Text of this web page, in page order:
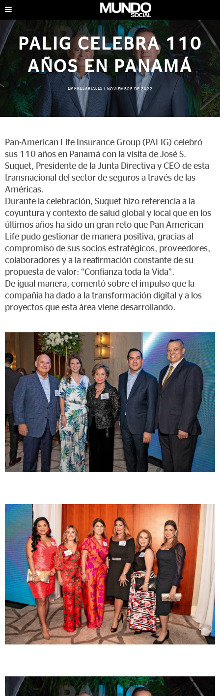
PALIG CELEBRA 110
AÑOS EN PANAMÁ
EMPRESARIALES NOVIEMBRE DE 2022
Pan-American Life Insurance Group (PALIG) celebró
sus 110 años en Panamá con la visita de José S.
Suquet, Presidente de la Junta Directiva y CEO de esta
transnacional del sector de seguros a través de las
Américas.
Durante la celebración, Suquet hizo referencia a la
coyuntura y contexto de salud global y local que en los
últimos años ha sido un gran reto que Pan-American
Life pudo gestionar de manera positiva, gracias al
compromiso de sus socios estratégicos, proveedores,
colaboradores y a la reafirmación constante de su
propuesta de valor: “Confianza toda la Vida”.
De igual manera, comentó sobre el impulso que la
compañía ha dado a la transformación digital y a los
proyectos que esta área viene desarrollando.